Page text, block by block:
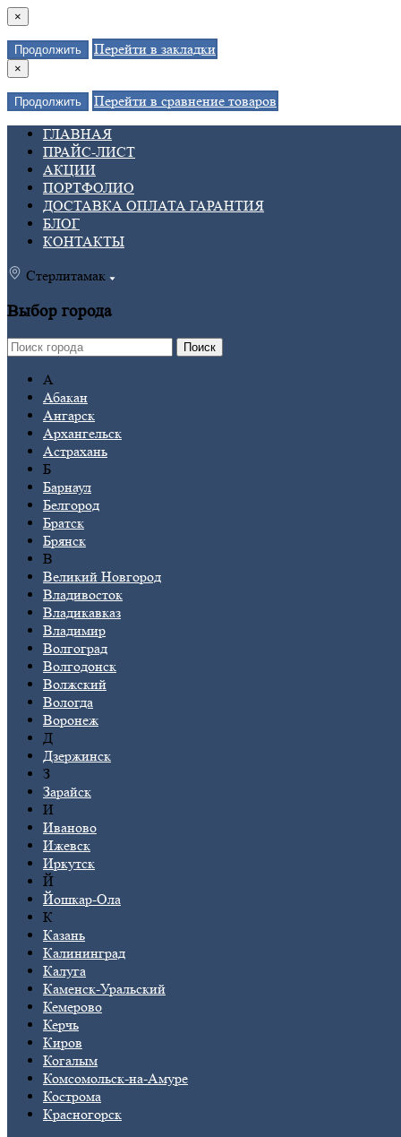
×
Продолжить Перейти в закладки
×
Продолжить
Перейти в сравнение товаров
ГЛАВНАЯ
ПРАЙС-ЛИСТ
АКЦИИ
ПОРТФОЛИО
ДОСТАВКА ОПЛАТА ГАРАНТИЯ
БЛОГ
КОНТАКТЫ
Стерлитамак
Выбор города
Поиск
А
Абакан
Ангарск
Архангельск
Астрахань
Б
Барнаул
Белгород
Братск
Брянск
В
Великий Новгород
Владивосток
Владикавказ
Владимир
Волгоград
Волгодонск
Волжский
Вологда
Воронеж
Д
Дзержинск
З
Зарайск
И
Иваново
Ижевск
Иркутск
Й
Йошкар-Ола
К
Казань
Калининград
Калуга
Каменск-Уральский
Кемерово
Керчь
Киров
Когалым
Комсомольск-на-Амуре
Кострома
Красногорск